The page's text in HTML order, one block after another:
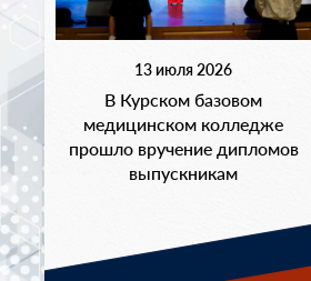
13 июля 2026
В Курском базовом
медицинском колледже
прошло вручение дипломов
выпускникам